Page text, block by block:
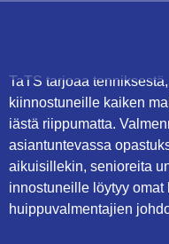
TaTS tarjoaa
kiinnostuneille kaiken
iästä riippumatta.
asiantuntevassa
aikuisillekin, senioreita
innostuneille löytyy omat
huippuvalmentajien